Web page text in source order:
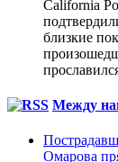
California
близкие
Между
Омарова